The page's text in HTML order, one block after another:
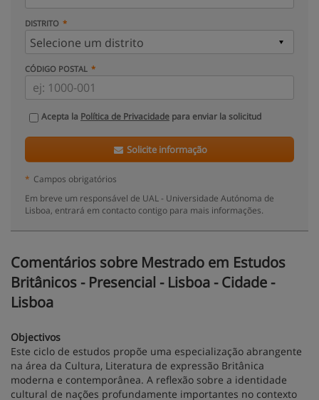
DISTRITO
CÓDIGO POSTAL
Acepta la Política de Privacidade para enviar la solicitud
Solicite informação
* Campos obrigatórios
Em breve um responsável de UAL - Universidade Autónoma de
Lisboa, entrará em contacto contigo para mais informações.
Comentários sobre Mestrado em Estudos
Britânicos - Presencial - Lisboa - Cidade -
Lisboa
Objectivos
Este ciclo de estudos propõe uma especialização abrangente
na área da Cultura, Literatura de expressão Britânica
moderna e contemporânea. A reflexão sobre a identidade
cultural de nações profundamente importantes no contexto